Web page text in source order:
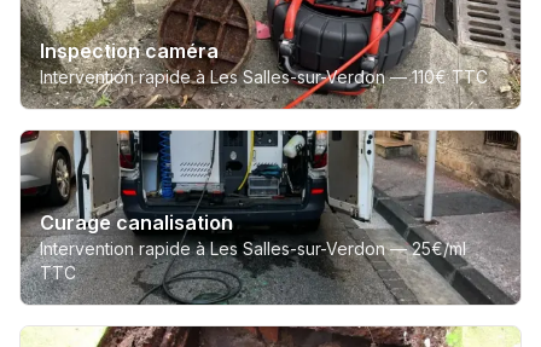
Inspection caméra
Intervention rapide à Les Salles-sur-Verdon —110€ TTC
Curage canalisation
Intervention rapide à Les Salles-sur-Verdon —25€/ml
TTC